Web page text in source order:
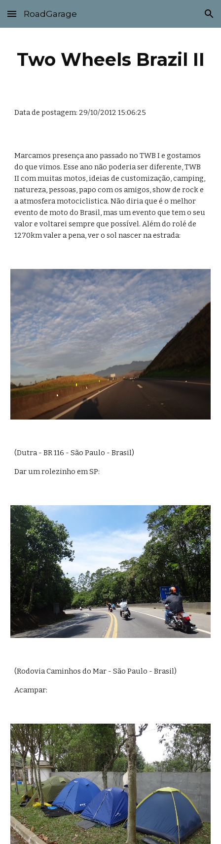
Skip to main content Skip to navigation
RoadGarage
Two Wheels Brazil II
Data de postagem: 29/10/2012 15:06:25
Marcamos presença ano passado no TWB I e gostamos
do que vimos. Esse ano não poderia ser diferente, TWB
II com muitas motos, ideias de customização, camping,
natureza, pessoas, papo com os amigos, show de rock e
a atmosfera motociclistica. Não diria que é o melhor
evento de moto do Brasil, mas um evento que tem o seu
valor e voltarei sempre que possível. Além do rolé de
1270km valer a pena, ver o sol nascer na estrada:
(Dutra - BR 116 - São Paulo - Brasil)
Dar um rolezinho em SP:
(Rodovia Caminhos do Mar - São Paulo - Brasil)
Acampar: